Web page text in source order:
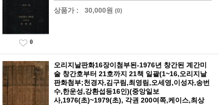
상품가 : 30,000원 (0)
0
오리지날판화16장이첨부된-1976년 창간된 계간미
술 창간호부터 21호까지 21책 일괄(1~16,오리지날
판화첨부;천경자,김구림,최영림,오세영,이성자,송번
수,한운성,강환섭등16인)(중앙일보
사,1976(초)~1979(초), 각권 200여쪽,케이스,최상